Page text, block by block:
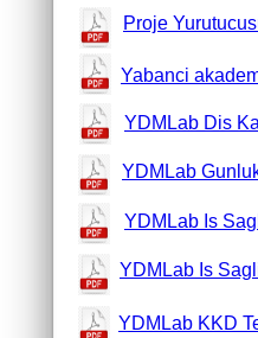
Proje
Yabanci
YDMLab Dis
YDMLab
YDMLab Is
YDMLab Is
YDMLab KKD